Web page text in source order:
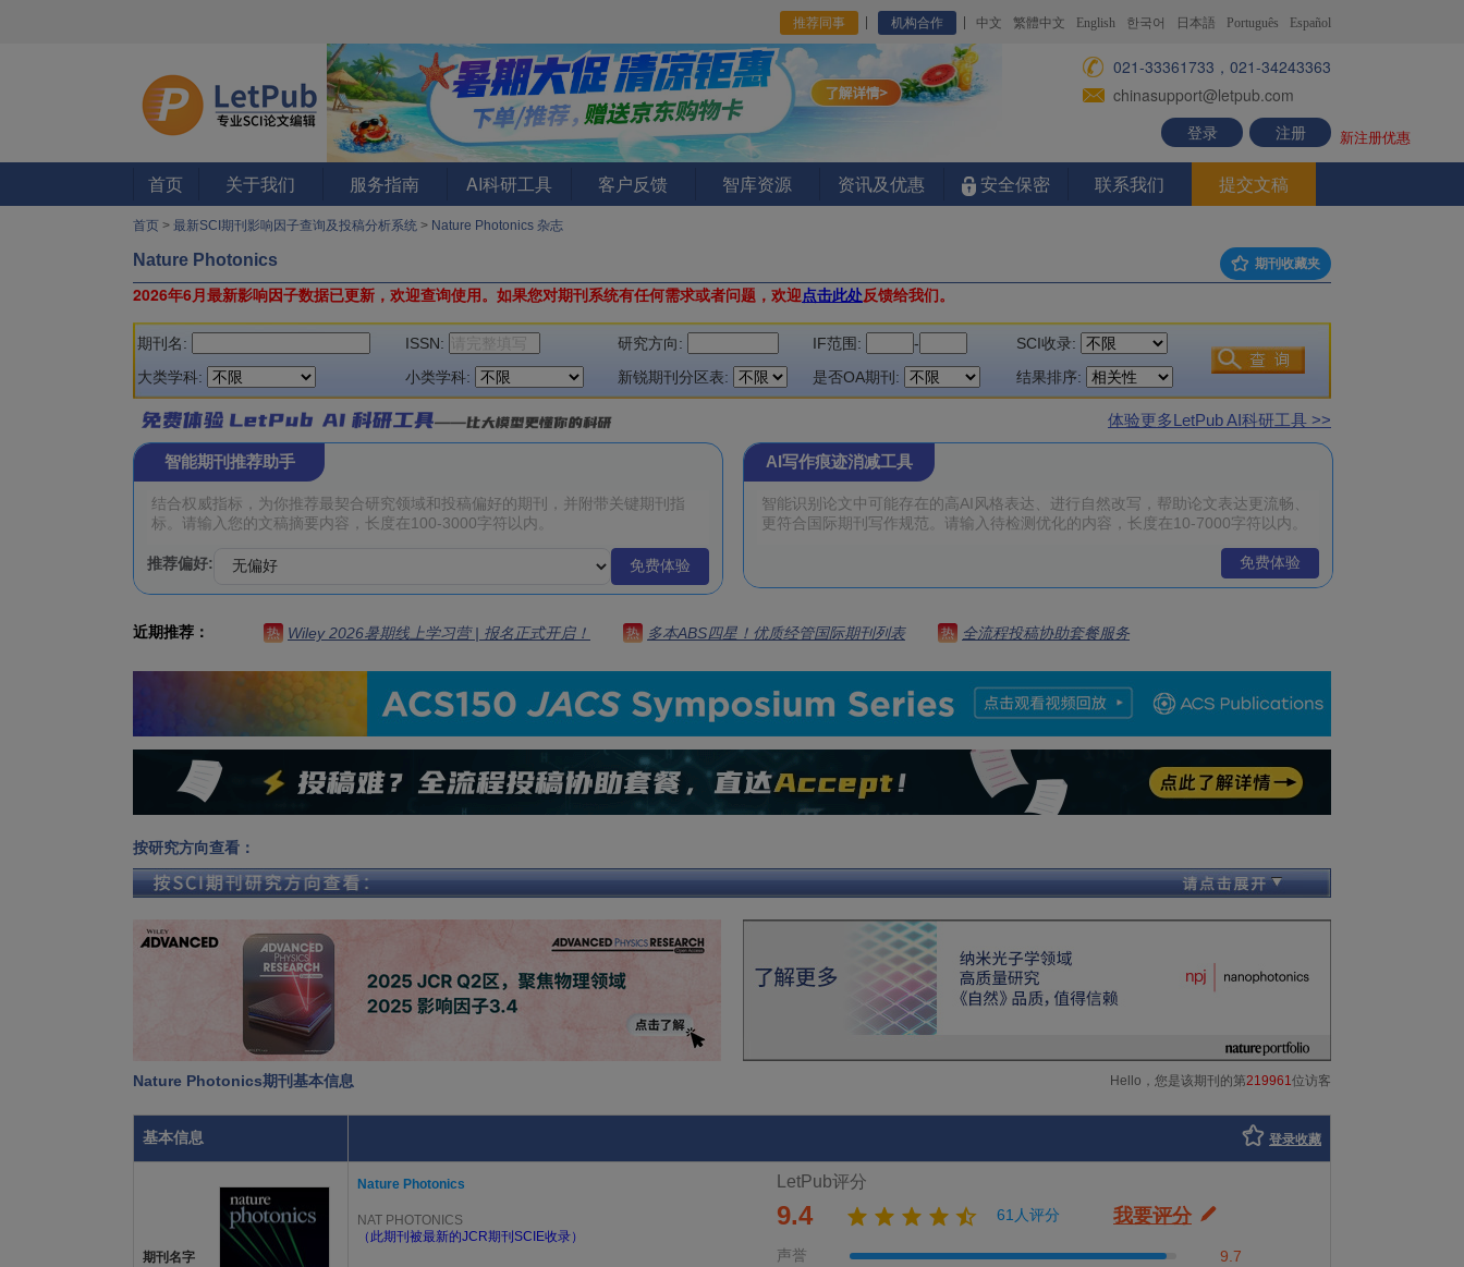
推荐同事 机构合作 中文 繁體中文 English 한국어 日本語 Português Español
021-33361733，021-34243363
chinasupport@letpub.com
登录
注册 新注册优惠
首页 关于我们 服务指南 AI科研工具 客户反馈 智库资源 资讯及优惠 安全保密 联系我们 提交文稿
首页 > 最新SCI期刊影响因子查询及投稿分析系统 > Nature Photonics 杂志
Nature Photonics 期刊收藏夹
2026年6月最新影响因子数据已更新，欢迎查询使用。 如果您对期刊系统有任何需求或者问题，欢迎点击此处反馈给我们。
期刊名: ISSN: 研究方向: IF范围: -
SCI收录:
大类学科:
小类学科: 新锐期刊分区表: 是否OA期刊: 结果排序:
体验更多LetPub AI科研工具 >>
智能期刊推荐助手
推荐偏好: 免费体验
AI写作痕迹消减工具
免费体验
近期推荐： 热 Wiley 2026暑期线上学习营 | 报名正式开启！ 热 多本ABS四星！优质经管国际期刊列表 热 全流程投稿协助套餐服务
按研究方向查看：
Nature Photonics期刊基本信息 Hello，您是该期刊的第219961位访客
基本信息 登录收藏
期刊名字
Nature Photonics
NAT PHOTONICS
（此期刊被最新的JCR期刊SCIE收录）
LetPub评分
9.4 61人评分 我要评分
声誉
9.7